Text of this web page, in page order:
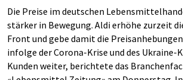
Die Preise im deutschen
stärker in Bewegung. Aldi erhöhe zurzeit
Front und gebe damit die
infolge der Corona-Krise und des Ukraine-
Kunden weiter, berichtete das